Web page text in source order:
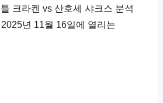
크라켄 vs 산호세 샤크스 분석
년 11월 16일에 열리는